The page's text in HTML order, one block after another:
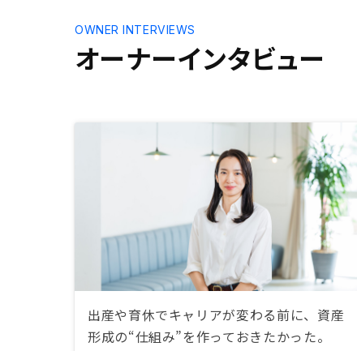
オーナーインタビュー
OWNER INTERVIEWS
出産や育休でキャリアが変わる前に、資産
形成の“仕組み”を作っておきたかった。